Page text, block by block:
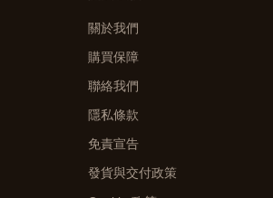
關於我們
購買保障
聯絡我們
隱私條款
免責宣告
發貨與交付政策